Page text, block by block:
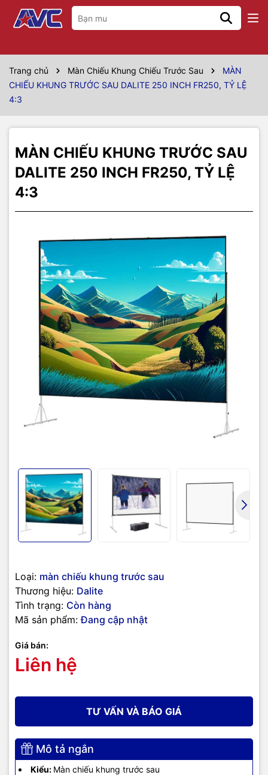
Trang chủ Màn Chiếu Khung Chiếu Trước Sau
MÀN
CHIẾU KHUNG TRƯỚC SAU DALITE 250 INCH FR250, TỶ LỆ
4:3
MÀN CHIẾU KHUNG TRƯỚC SAU
DALITE 250 INCH FR250, TỶ LỆ
4:3
Loại: màn chiếu khung trước sau
Thương hiệu: Dalite
Tình trạng: Còn hàng
Mã sản phẩm: Đang cập nhật
Giá bán:
Liên hệ
TƯ VẤN VÀ BÁO GIÁ
Mô tả ngắn
Kiểu: Màn chiếu khung trước sau
Thông số kỹ thuật
Model FR250
Hãng sản xuất Dalite
Đường chéo tương
đương
250 inch
Chất liệu vải màn
Vải màn trắng (chiếu trước), vải
màn màu xám (chiếu sau)
Vải màn màu xám (chiếu sau) Gain:
0.8
Vải màn trắng (chiếu trước) Gain:
1.0
Khung màn Khung làm bằng hợp kim nhôm
Quy cách đóng gói Vali
Kích thước đóng hộp